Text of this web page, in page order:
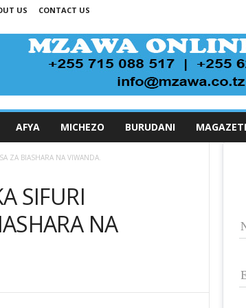
US CONTACT US
AFYA MICHEZO BURUDANI MAGAZETI
ZA BIASHARA NA VIWANDA.
SIFURI
NA